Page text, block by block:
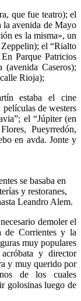
que fue teatro); el
la avenida de Mayo
es la misma», un
el “Rialto
Parque Patricios
Caseros);
Rioja);
estaba el cine
de westers
el “Júpiter (en
Pueyrredón,
en avda. Jonte y
se basaba en
y restoranes,
Leandro Alem.
demoler el
de Corrientes y la
muy populares
y director
y muy querido por
de los cuales
golosinas luego de